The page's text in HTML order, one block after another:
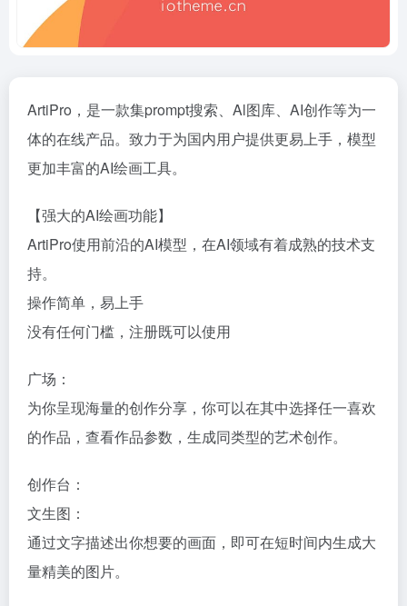
ArtiPro，是一款集prompt搜索、Al图库、AI创作等为一
体的在线产品。致力于为国内用户提供更易上手，模型
更加丰富的AI绘画工具。
【强大的AI绘画功能】
ArtiPro使用前沿的AI模型，在AI领域有着成熟的技术支
持。
操作简单，易上手
没有任何门槛，注册既可以使用
广场：
为你呈现海量的创作分享，你可以在其中选择任一喜欢
的作品，查看作品参数，生成同类型的艺术创作。
创作台：
文生图：
通过文字描述出你想要的画面，即可在短时间内生成大
量精美的图片。